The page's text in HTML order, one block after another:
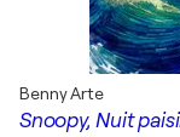
Snoopy, Nuit
Benny Arte